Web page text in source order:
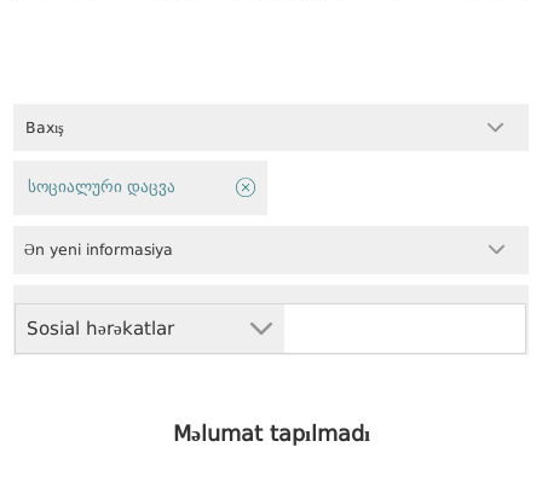
Baxış
Sosial hərəkatlar
სოციალური დაცვა
Ən yeni informasiya
Məlumat tapılmadı